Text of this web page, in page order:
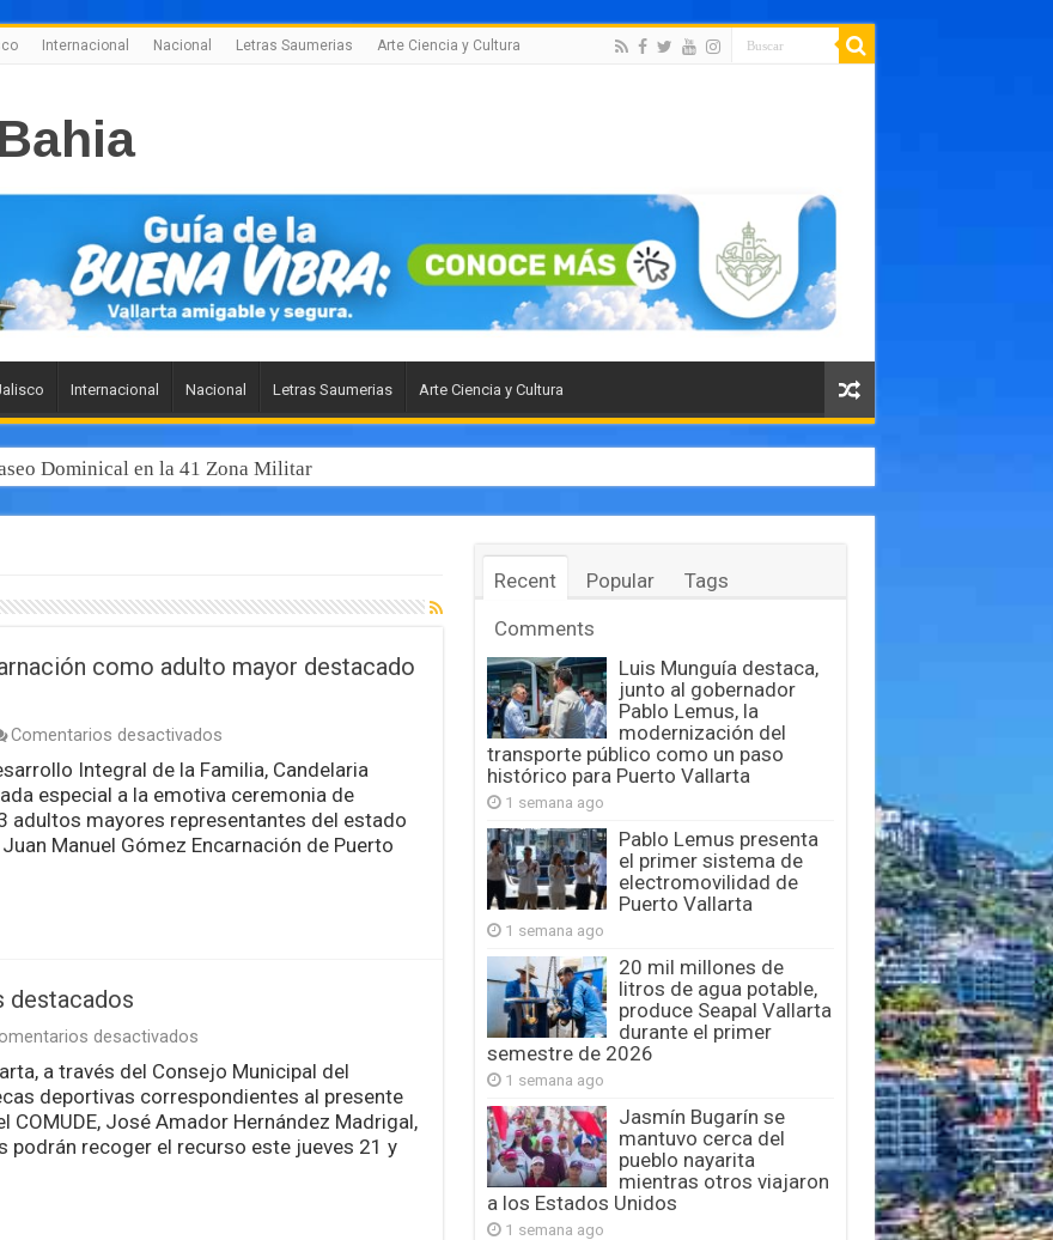
Internacional Nacional Letras Saumerias Arte Ciencia y Cultura
Internacional Nacional Letras Saumerias Arte Ciencia y Cultura
Dominical en la 41 Zona Militar
como adulto mayor destacado
Comentarios desactivadosen
a
Juan
Manuel
Encarnación
como
Integral de la Familia, Candelaria
especial a la emotiva ceremonia de
adultos mayores representantes del estado
Manuel Gómez Encarnación de Puerto
destacados
desactivadosen
becas
a
deportistas
destacados
a través del Consejo Municipal del
deportivas correspondientes al presente
José Amador Hernández Madrigal,
recoger el recurso este jueves 21 y
Recent Popular
Tags
Comments
Luis Munguía destaca,
junto al gobernador
Pablo Lemus, la
modernización del
transporte público como un paso
histórico para Puerto Vallarta
1 semana ago
Pablo Lemus presenta
el primer sistema de
electromovilidad de
Puerto Vallarta
1 semana ago
20 mil millones de
litros de agua potable,
produce Seapal Vallarta
durante el primer
semestre de 2026
1 semana ago
Jasmín Bugarín se
mantuvo cerca del
pueblo nayarita
mientras otros viajaron
a los Estados Unidos
1 semana ago